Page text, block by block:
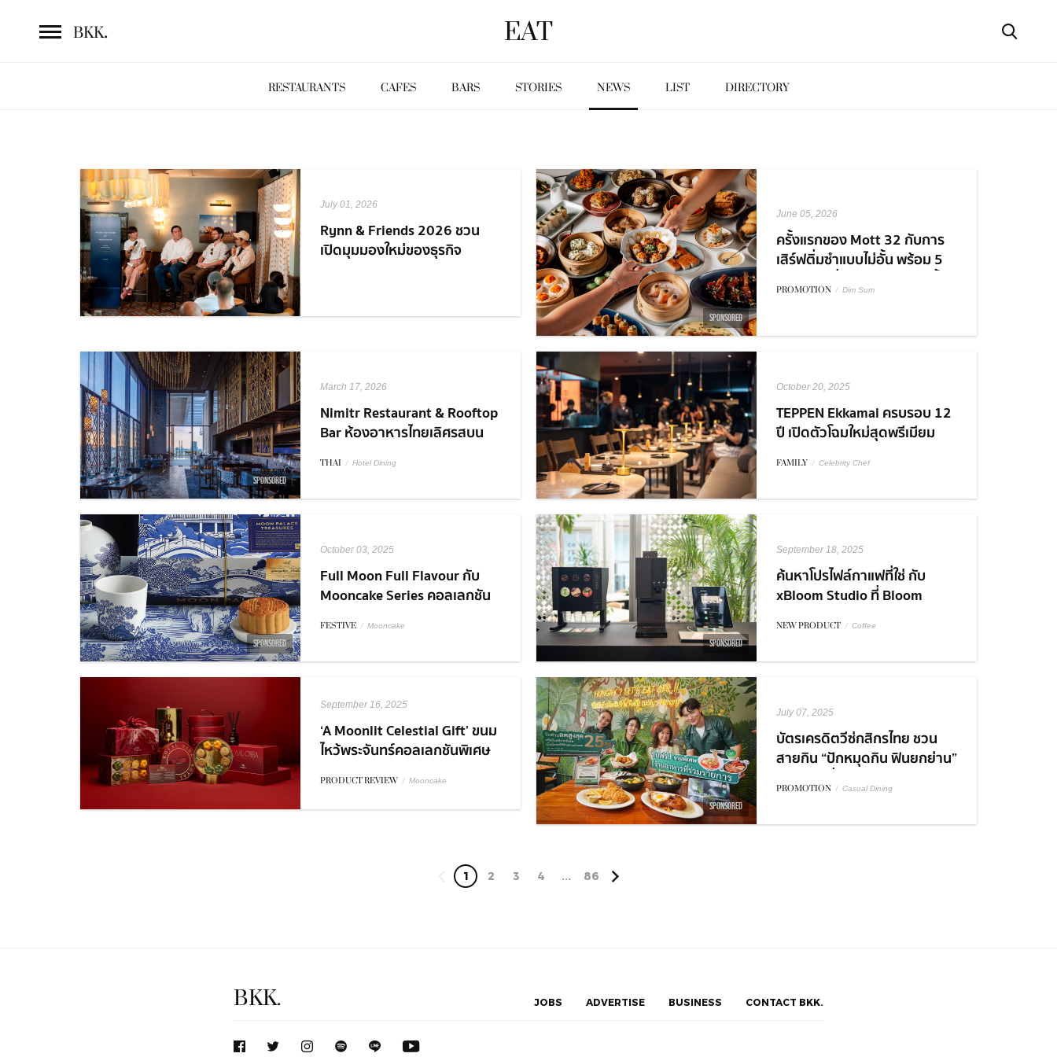
BKK. EAT
RESTAURANTS CAFES BARS STORIES NEWS LIST DIRECTORY
July 01, 2026
Rynn & Friends 2026 ชวน
เปิดมุมมองใหม่ของธุรกิจ
SPONSORED
June 05, 2026
ครั้งแรกของ Mott 32 กับการ
เสิร์ฟติ่มซำแบบไม่อั้น พร้อม 5
คอร์สเมนูที่ต้องมาลองสักครั้ง
PROMOTION / Dim Sum
SPONSORED
March 17, 2026
Nimitr Restaurant & Rooftop
Bar ห้องอาหารไทยเลิศรสบน
THAI / Hotel Dining
October 20, 2025
TEPPEN Ekkamai ครบรอบ 12
ปี เปิดตัวโฉมใหม่สุดพรีเมียม
คลูซีฟ!
FAMILY / Celebrity Chef
SPONSORED
October 03, 2025
Full Moon Full Flavour กับ
Mooncake Series คอลเลกชัน
ใหม่จาก S&P
FESTIVE / Mooncake
SPONSORED
September 18, 2025
ค้นหาโปรไฟล์กาแฟที่ใช่ กับ
xBloom Studio ที่ Bloom
Experience Store Central
World
NEW PRODUCT / Coffee
September 16, 2025
‘A Moonlit Celestial Gift’ ขนม
ไหว้พระจันทร์คอลเลกชันพิเศษ
จาก Royal Osha ฉลองเทศกาล
ประจำปีนี้ให้พิเศษกว่าที่เคย
PRODUCT REVIEW / Mooncake
SPONSORED
July 07, 2025
บัตรเครดิตวีซ่กสิกรไทย ชวน
สายกิน “ปักหมุดกิน ฟินยกย่าน”
อร่อยคุ้มที่อารีย์ - ทรงวาด
พร้อมโปรพิเศษ
PROMOTION / Casual Dining
1 2 3 4 ... 86
BKK. JOBS ADVERTISE BUSINESS CONTACT BKK.